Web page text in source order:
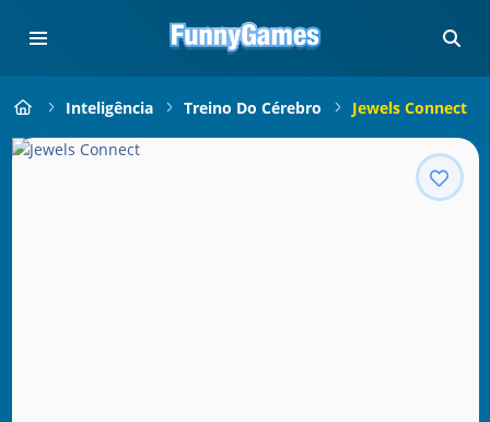
Inteligência Treino Do Cérebro Jewels Connect